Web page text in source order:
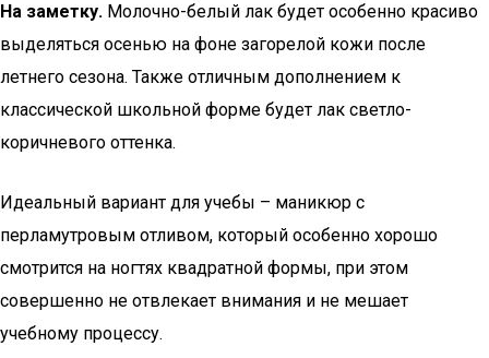
На заметку. Молочно-белый лак будет особенно красиво
выделяться осенью на фоне загорелой кожи после
летнего сезона. Также отличным дополнением к
классической школьной форме будет лак светло-
коричневого оттенка.
Идеальный вариант для учебы – маникюр с
перламутровым отливом, который особенно хорошо
смотрится на ногтях квадратной формы, при этом
совершенно не отвлекает внимания и не мешает
учебному процессу.